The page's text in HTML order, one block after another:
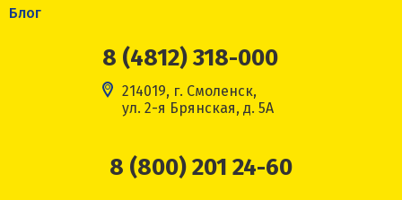
Блог
8 (4812) 318-000
214019, г. Смоленск,
ул. 2-я Брянская, д. 5А
8 (800) 201 24-60